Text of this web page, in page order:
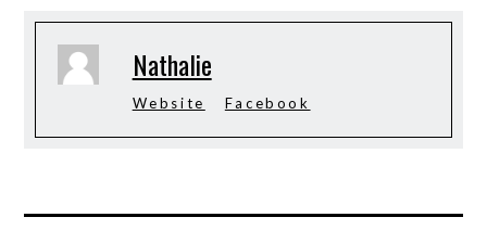
Nathalie
Website Facebook